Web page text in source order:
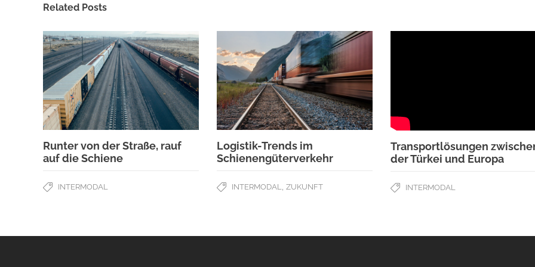
Related Posts
Runter von der Straße, rauf
auf die Schiene
INTERMODAL
Logistik-Trends im
Schienengüterverkehr
INTERMODAL,ZUKUNFT
Transportlösungen
der Türkei und Europa
INTERMODAL